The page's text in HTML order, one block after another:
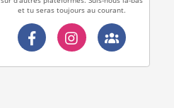
et tu seras toujours au courant.